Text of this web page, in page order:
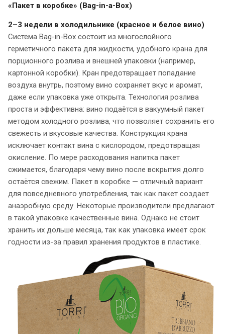
«Пакет в коробке» (Bag-in-a-Box)
2–3 недели в холодильнике (красное и белое вино)
Система Bag-in-Box состоит из многослойного
герметичного пакета для жидкости, удобного крана для
порционного розлива и внешней упаковки (например,
картонной коробки). Кран предотвращает попадание
воздуха внутрь, поэтому вино сохраняет вкус и аромат,
даже если упаковка уже открыта. Технология розлива
проста и эффективна: вино подаётся в вакуумный пакет
методом холодного розлива, что позволяет сохранить его
свежесть и вкусовые качества. Конструкция крана
исключает контакт вина с кислородом, предотвращая
окисление. По мере расходования напитка пакет
сжимается, благодаря чему вино после вскрытия долго
остаётся свежим. Пакет в коробке — отличный вариант
для повседневного употребления, так как пакет создает
анаэробную среду. Некоторые производители предлагают
в такой упаковке качественные вина. Однако не стоит
хранить их дольше месяца, так как упаковка имеет срок
годности из-за правил хранения продуктов в пластике.